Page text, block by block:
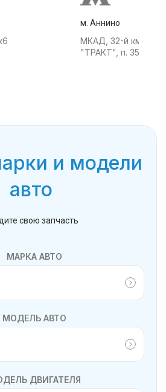
м. Аннино
МКАД, 32-й км, АТК
"ТРАКТ", п. 35
и модели
авто
свою запчасть
МАРКА АВТО
МОДЕЛЬ АВТО
ДВИГАТЕЛЯ